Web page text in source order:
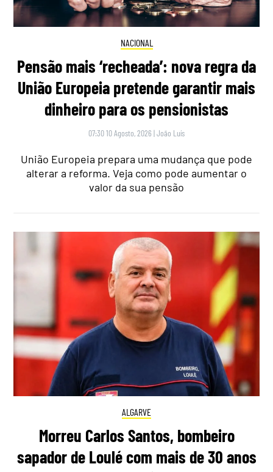
NACIONAL
Pensão mais ‘recheada’: nova regra da
União Europeia pretende garantir mais
dinheiro para os pensionistas
07:30 10 Agosto, 2026 |João Luís
União Europeia prepara uma mudança que pode
alterar a reforma. Veja como pode aumentar o
valor da sua pensão
ALGARVE
Morreu Carlos Santos, bombeiro
sapador de Loulé com mais de 30 anos